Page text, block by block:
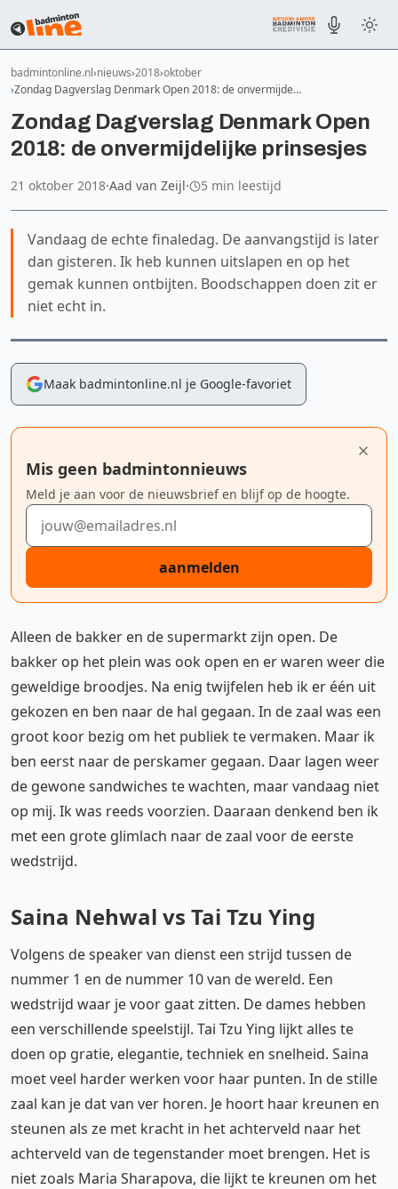
badmintonline.nl nieuws 2018 oktober
Zondag Dagverslag Denmark Open 2018: de onvermijde…
Zondag Dagverslag Denmark Open
2018: de onvermijdelijke prinsesjes
21 oktober 2018·Aad van Zeijl· 5 min leestijd
Vandaag de echte finaledag. De aanvangstijd is later
dan gisteren. Ik heb kunnen uitslapen en op het
gemak kunnen ontbijten. Boodschappen doen zit er
niet echt in.
Maak badmintonline.nl je Google-favoriet
Mis geen badmintonnieuws
Meld je aan voor de nieuwsbrief en blijf op de hoogte.
E-mailadres
aanmelden
Alleen de bakker en de supermarkt zijn open. De
bakker op het plein was ook open en er waren weer die
geweldige broodjes. Na enig twijfelen heb ik er één uit
gekozen en ben naar de hal gegaan. In de zaal was een
groot koor bezig om het publiek te vermaken. Maar ik
ben eerst naar de perskamer gegaan. Daar lagen weer
de gewone sandwiches te wachten, maar vandaag niet
op mij. Ik was reeds voorzien. Daaraan denkend ben ik
met een grote glimlach naar de zaal voor de eerste
wedstrijd.
Saina Nehwal vs Tai Tzu Ying
Volgens de speaker van dienst een strijd tussen de
nummer 1 en de nummer 10 van de wereld. Een
wedstrijd waar je voor gaat zitten. De dames hebben
een verschillende speelstijl. Tai Tzu Ying lijkt alles te
doen op gratie, elegantie, techniek en snelheid. Saina
moet veel harder werken voor haar punten. In de stille
zaal kan je dat van ver horen. Je hoort haar kreunen en
steunen als ze met kracht in het achterveld naar het
achterveld van de tegenstander moet brengen. Het is
niet zoals Maria Sharapova, die lijkt te kreunen om het